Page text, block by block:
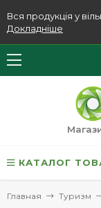
Вся продукція у
Докладніше
КАТАЛОГ
Главная Туризм